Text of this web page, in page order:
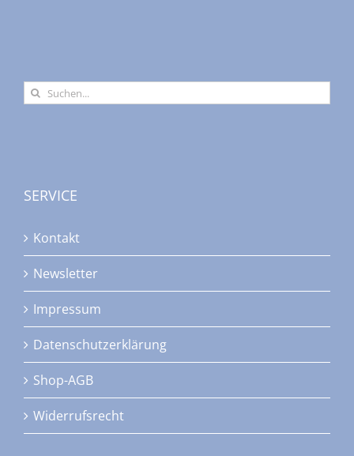
Suche
nach:
SERVICE
Kontakt
Newsletter
Impressum
Datenschutzerklärung
Shop-AGB
Widerrufsrecht